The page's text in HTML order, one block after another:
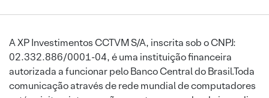
A XP Investimentos CCTVM S/A, inscrita sob o CNPJ:
02.332.886/0001-04, é uma instituição financeira
autorizada a funcionar pelo Banco Central do Brasil.Toda
comunicação através de rede mundial de computadores